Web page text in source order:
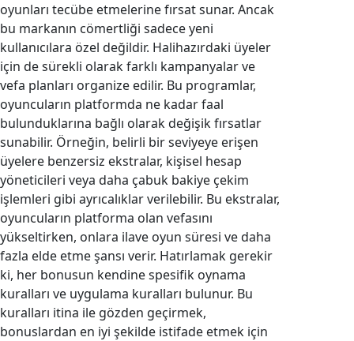
oyunları tecübe etmelerine fırsat sunar. Ancak
bu markanın cömertliği sadece yeni
kullanıcılara özel değildir. Halihazırdaki üyeler
için de sürekli olarak farklı kampanyalar ve
vefa planları organize edilir. Bu programlar,
oyuncuların platformda ne kadar faal
bulunduklarına bağlı olarak değişik fırsatlar
sunabilir. Örneğin, belirli bir seviyeye erişen
üyelere benzersiz ekstralar, kişisel hesap
yöneticileri veya daha çabuk bakiye çekim
işlemleri gibi ayrıcalıklar verilebilir. Bu ekstralar,
oyuncuların platforma olan vefasını
yükseltirken, onlara ilave oyun süresi ve daha
fazla elde etme şansı verir. Hatırlamak gerekir
ki, her bonusun kendine spesifik oynama
kuralları ve uygulama kuralları bulunur. Bu
kuralları itina ile gözden geçirmek,
bonuslardan en iyi şekilde istifade etmek için